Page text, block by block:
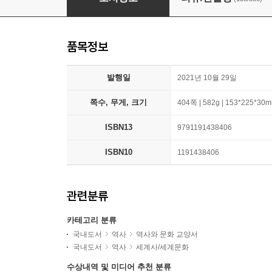
품목정보
발행일 2021년 10월 29일
쪽수, 무게, 크기 404쪽 | 582g |
ISBN13 9791191438406
ISBN10 1191438406
관련분류
카테고리 분류
국내도서 역사
역사와 문화 교양서
국내도서
역사 세계사/세계문화
수상내역 및 미디어 추천 분류